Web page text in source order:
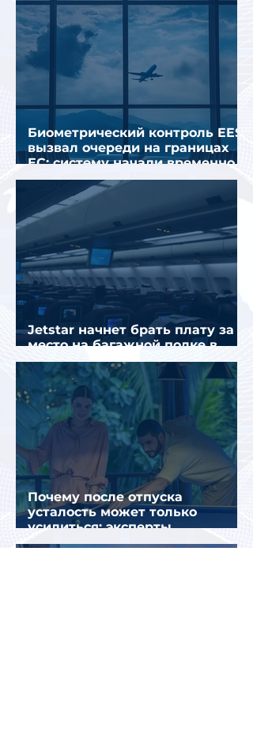
Биометрический контроль EES
вызвал очереди на границах
ЕС: систему начали временно
отключать
Jetstar начнет брать плату за
место на багажной полке в
салоне самолета
Почему после отпуска
усталость может только
усилиться: эксперты
объяснили причины